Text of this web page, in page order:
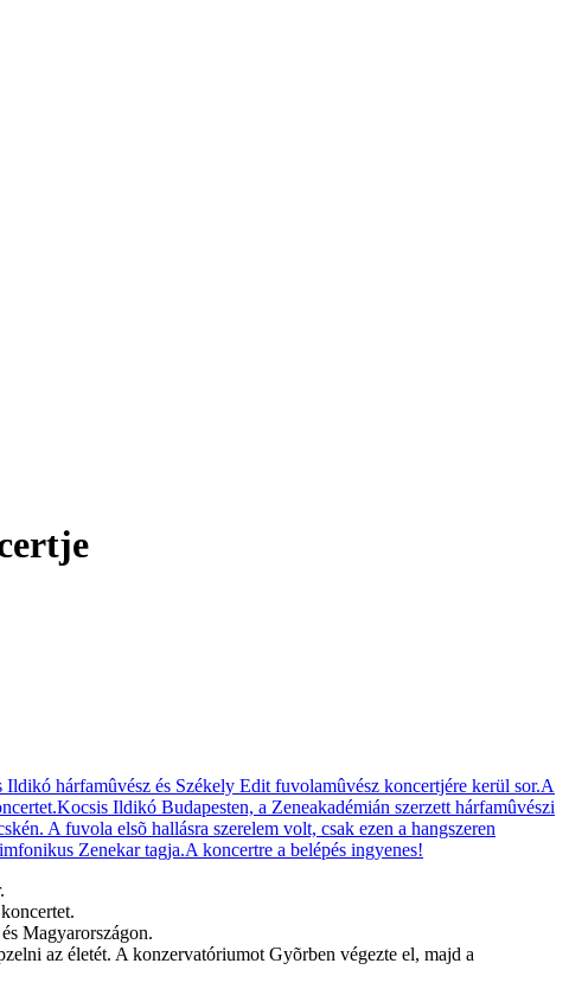
Magyarországon.
az életét. A konzervatóriumot Gyõrben végezte el, majd a